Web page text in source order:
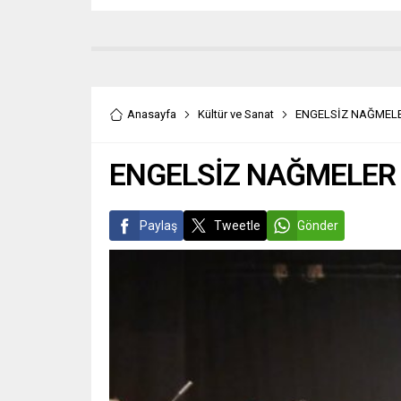
Anasayfa Kültür ve Sanat ENGELSİZ
ENGELSİZ NAĞMELER
Paylaş Tweetle Gönder